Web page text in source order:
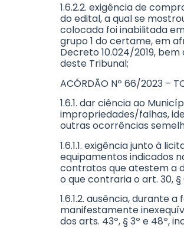
1.6.2.2. exigência de
do edital, a qual se
colocada foi inabilitada
grupo 1 do certame, em
Decreto 10.024/2019,
deste Tribunal;
ACÓRDÃO Nº 66/2023 –
1.6.1. dar ciência ao
impropriedades/falhas,
outras ocorrências
1.6.1.1. exigência junto à
equipamentos indicados
contratos que atestem a
o que contraria o art. 30, §
1.6.1.2. ausência,
manifestamente
dos arts. 43º, § 3º e 48º,